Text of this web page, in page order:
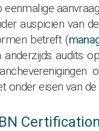
eenmalige
auspiciën van
betreft (
anderzijds audits
onder eisen van